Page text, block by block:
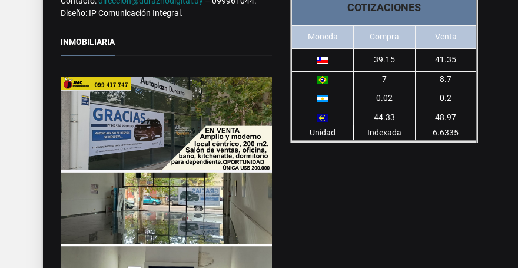
Diseño: IP Comunicación Integral.
INMOBILIARIA
COTIZACIONES
Moneda Compra Venta
39.15 41.35
7
8.7
0.02
0.2
44.33
48.97
Unidad
Indexada 6.6335